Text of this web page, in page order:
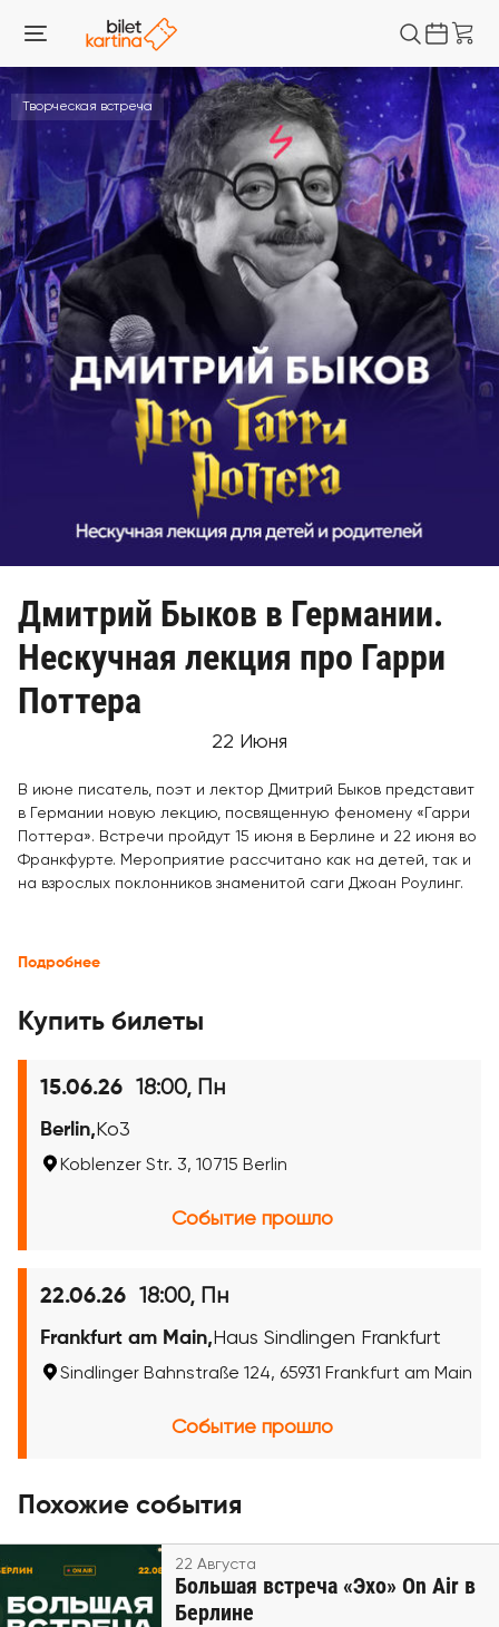
Творческая встреча
Дмитрий Быков в Германии.
Нескучная лекция про Гарри
Поттера
22 Июня
В июне писатель, поэт и лектор Дмитрий Быков представит
в Германии новую лекцию, посвященную феномену «Гарри
Поттера». Встречи пройдут 15 июня в Берлине и 22 июня во
Франкфурте. Мероприятие рассчитано как на детей, так и
на взрослых поклонников знаменитой саги Джоан Роулинг.
Подробнее
Купить билеты
15.06.26 18:00, Пн
Berlin, Ko3
Koblenzer Str. 3, 10715 Berlin
Событие прошло
22.06.26 18:00, Пн
Frankfurt am Main, Haus Sindlingen Frankfurt
Sindlinger Bahnstraße 124, 65931 Frankfurt am Main
Событие прошло
Похожие события
22 Августа
Большая встреча «Эхо» On Air в
Берлине